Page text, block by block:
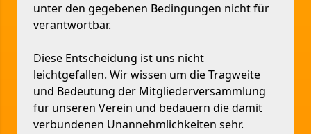
unter den gegebenen Bedingungen nicht für
verantwortbar.
Diese Entscheidung ist uns nicht
leichtgefallen. Wir wissen um die Tragweite
und Bedeutung der Mitgliederversammlung
für unseren Verein und bedauern die damit
verbundenen Unannehmlichkeiten sehr.